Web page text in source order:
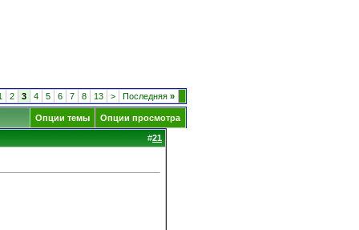
2 3 4 5 6 7 8 13 > Последняя »
Опции темы Опции просмотра
#21